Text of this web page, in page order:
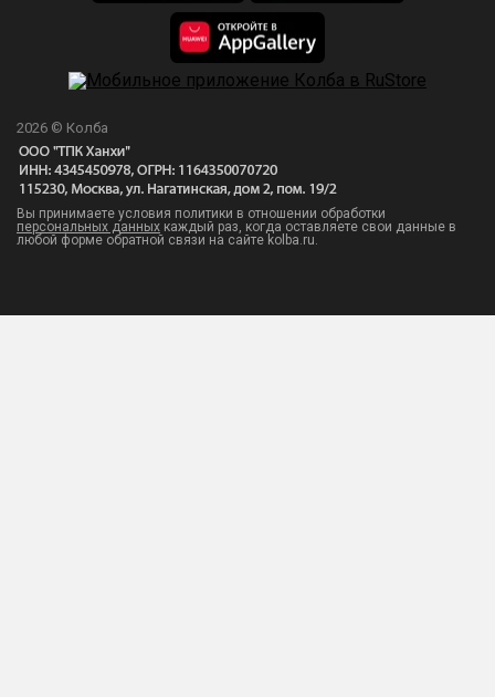
2026 © Колба
Вы принимаете условия политики в отношении обработки
персональных данных каждый раз, когда оставляете свои данные в
любой форме обратной связи на сайте kolba.ru.